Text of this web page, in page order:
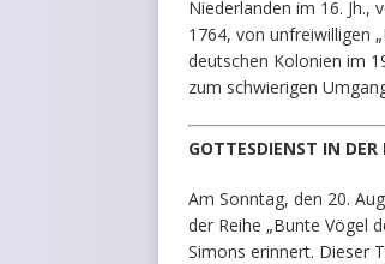
Niederlanden im 16. Jh.,
1764, von unfreiwilligen
deutschen Kolonien im
zum schwierigen
GOTTESDIENST IN
Am Sonntag, den 20.
der Reihe „Bunte Vögel
Simons erinnert. Dieser